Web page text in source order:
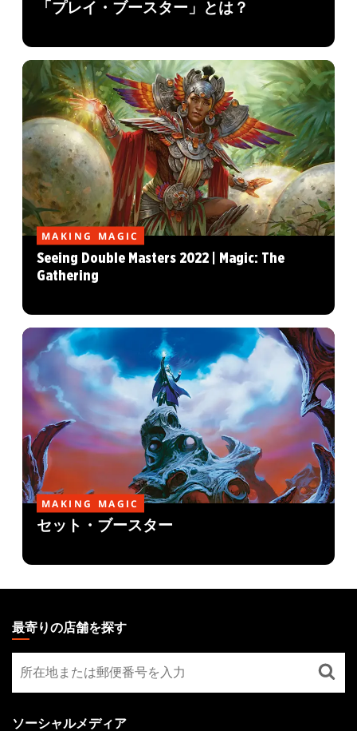
「プレイ・ブースター」とは？
MAKING MAGIC
Seeing Double Masters 2022 | Magic: The
Gathering
MAKING MAGIC
セット・ブースター
THE
GATHERING
FOOTER
最寄りの店舗を探す
寄
り
の
ソーシャルメディア